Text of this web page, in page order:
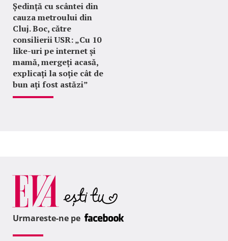
Ședință cu scântei din
cauza metroului din
Cluj. Boc, către
consilierii USR: „Cu 10
like-uri pe internet și
mamă, mergeți acasă,
explicați la soție cât de
bun ați fost astăzi”
Urmareste-ne pe